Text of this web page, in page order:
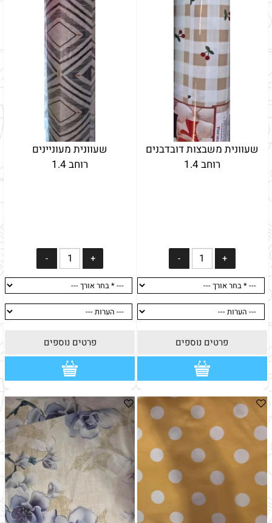
שעוונית משבצות דובדבנים
רוחב 1.4
פרטים נוספים
שעוונית מעוניינים
רוחב 1.4
פרטים נוספים